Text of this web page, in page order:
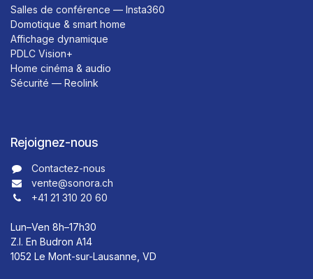
Salles de conférence — Insta360
Domotique & smart home
Affichage dynamique
PDLC Vision+
Home cinéma & audio
Sécurité — Reolink
Rejoignez-nous
Contactez-nous​​
vente@sonora.ch
+41 21 310 20 60
Lun–Ven 8h–17h30
Z.I. En Budron A14
1052 Le Mont-sur-Lausanne, VD